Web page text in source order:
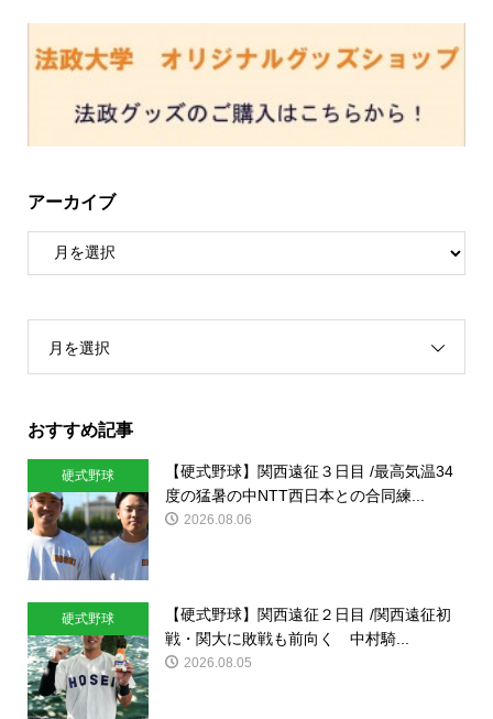
アーカイブ
月を選択
おすすめ記事
硬式野球
【硬式野球】関西遠征３日目 /最高気温34
度の猛暑の中NTT西日本との合同練...
2026.08.06
硬式野球
【硬式野球】関西遠征２日目 /関西遠征初
戦・関大に敗戦も前向く 中村騎...
2026.08.05